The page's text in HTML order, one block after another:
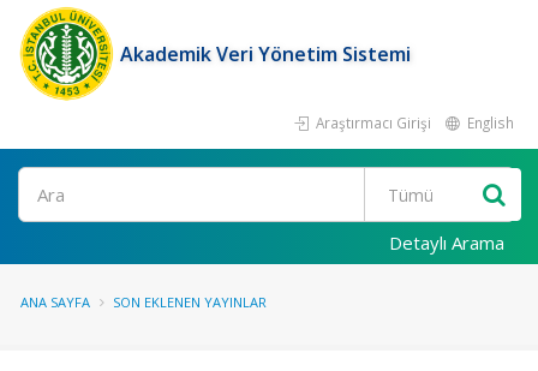
Akademik Veri Yönetim Sistemi
Araştırmacı Girişi English
Ara
Detaylı Arama
ANA SAYFA SON EKLENEN YAYINLAR